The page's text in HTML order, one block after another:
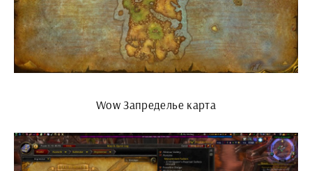
Wow Запределье карта